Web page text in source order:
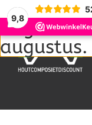
9,8
Wij zijn
augustus
augustus.